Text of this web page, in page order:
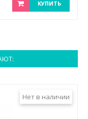
КУПИТЬ
Нет в наличии